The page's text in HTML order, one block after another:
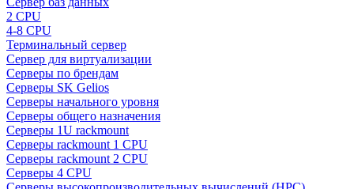
2 CPU
4-8 CPU
Терминальный сервер
Сервер для виртуализации
Серверы по брендам
Серверы SK Gelios
Серверы начального уровня
Серверы общего назначения
Серверы 1U rackmount
Серверы rackmount 1 CPU
Серверы rackmount 2 CPU
Серверы 4 CPU